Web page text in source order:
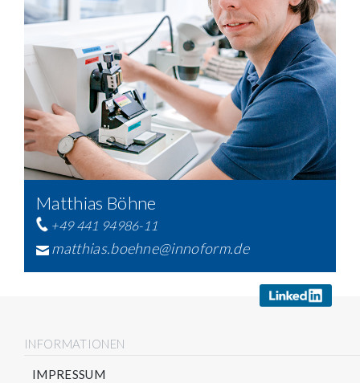
Matthias Böhne
+49 441 94986-11
matthias.boehne@innoform.de
INFORMATIONEN
IMPRESSUM